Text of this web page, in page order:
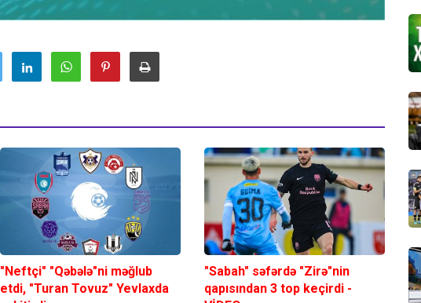
"Neftçi" "Qəbələ"ni məğlub
etdi, "Turan Tovuz" Yevlaxda
"Sabah" səfərdə "Zirə"nin
qapısından 3 top keçirdi -